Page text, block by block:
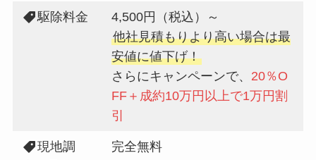
駆除料金
4,500円（税込）～
他社見積もりより高い場合は最
安値に値下げ！
さらにキャンペーンで、 20％O
FF＋成約10万円以上で1万円割
引
現地調
完全無料